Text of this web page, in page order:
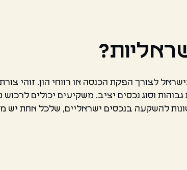
לצורך הפקת הכנסה או רווחי הון. זוהי
וסוג נכסים יציב. משקיעים יכולים
להשקעה בנכסים ישראליים, שלכל אחת יש